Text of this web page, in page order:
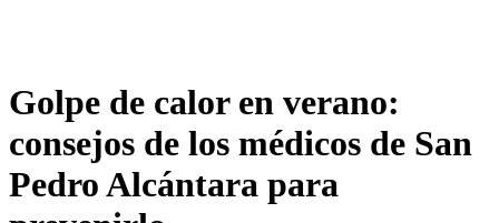
Golpe de calor en verano:
consejos de los médicos de San
Pedro Alcántara para